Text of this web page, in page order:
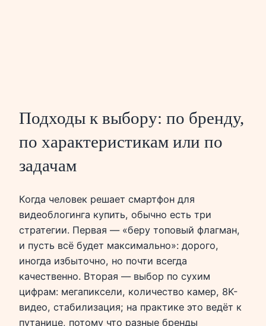
Подходы к выбору: по бренду,
по характеристикам или по
задачам
Когда человек решает смартфон для
видеоблогинга купить, обычно есть три
стратегии. Первая — «беру топовый флагман,
и пусть всё будет максимально»: дорого,
иногда избыточно, но почти всегда
качественно. Вторая — выбор по сухим
цифрам: мегапиксели, количество камер, 8K-
видео, стабилизация; на практике это ведёт к
путанице, потому что разные бренды